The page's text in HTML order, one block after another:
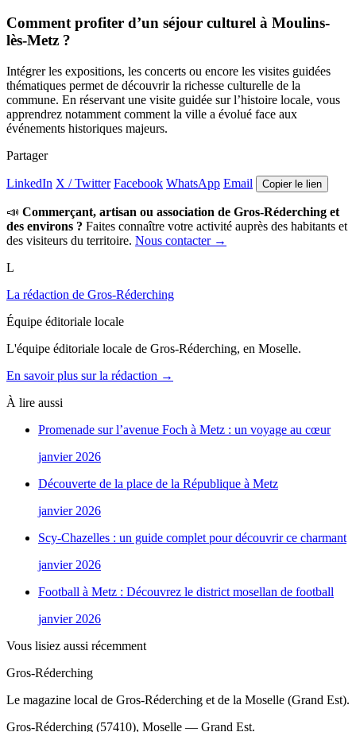
Comment profiter d’un séjour culturel à Moulins-
lès-Metz ?
Intégrer les expositions, les concerts ou encore les visites guidées
thématiques permet de découvrir la richesse culturelle de la
commune. En réservant une visite guidée sur l’histoire locale, vous
apprendrez notamment comment la ville a évolué face aux
événements historiques majeurs.
Partager
LinkedIn X / Twitter Facebook WhatsApp Email Copier le lien
📣 Commerçant, artisan ou association de Gros-Réderching et
des environs ? Faites connaître votre activité auprès des habitants et
des visiteurs du territoire. Nous contacter →
L
La rédaction de Gros-Réderching
Équipe éditoriale locale
L'équipe éditoriale locale de Gros-Réderching, en Moselle.
En savoir plus sur la rédaction →
À lire aussi
Promenade sur l’avenue Foch à Metz : un voyage au cœur
janvier 2026
Découverte de la place de la République à Metz
janvier 2026
Scy-Chazelles : un guide complet pour découvrir ce charmant
janvier 2026
Football à Metz : Découvrez le district mosellan de football
janvier 2026
Vous lisiez aussi récemment
Gros-Réderching
Le magazine local de Gros-Réderching et de la Moselle (Grand Est).
Gros-Réderching (57410), Moselle — Grand Est.